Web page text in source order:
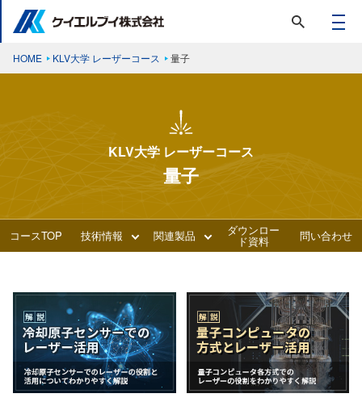
HOME KLV大学 レーザーコース 量子
KLV大学 レーザーコース
量子
コースTOP 技術情報 関連製品 ダウンロー
ド資料 問い合わせ